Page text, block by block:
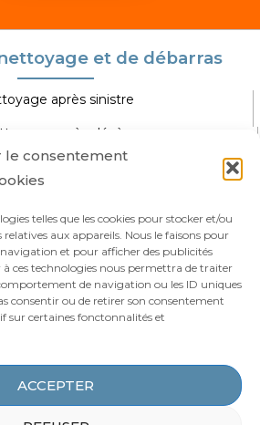
le consentement
telles que les cookies pour stocker et/ou
aux appareils. Nous le faisons pour
navigation et pour afficher des publicités
à ces technologies nous permettra de traiter
de navigation ou les ID uniques
consentir ou de retirer son consentement
sur certaines fonctonnalités et
ACCEPTER
et de débarras
après sinistre
après décès
extrême
Extrême
êtes professionnel ?
sommes-nous ?
Blog
d’intervention